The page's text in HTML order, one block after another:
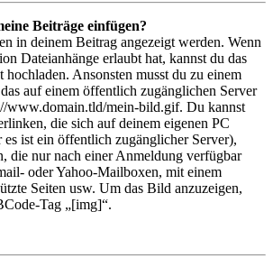
Beiträge einfügen?
in deinem Beitrag angezeigt werden. Wenn
Dateianhänge erlaubt hat, kannst du das
Ansonsten musst du zu einem
auf einem öffentlich zugänglichen Server
www.domain.tld/mein-bild.gif. Du kannst
die sich auf deinem eigenen PC
es ist ein öffentlich zugänglicher Server),
die nur nach einer Anmeldung verfügbar
oder Yahoo-Mailboxen, mit einem
Seiten usw. Um das Bild anzuzeigen,
Tag „[img]“.